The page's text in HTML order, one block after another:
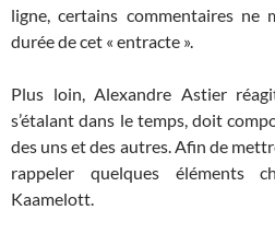
ligne, certains commentaires ne
durée de cet « entracte ».
Plus loin, Alexandre Astier
s’étalant dans le temps, doit
des uns et des autres. Afin de
rappeler quelques éléments
Kaamelott.